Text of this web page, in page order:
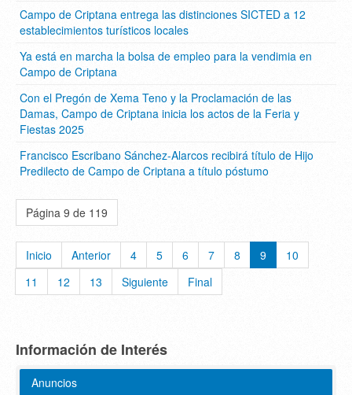
Campo de Criptana entrega las distinciones SICTED a 12
establecimientos turísticos locales
Ya está en marcha la bolsa de empleo para la vendimia en
Campo de Criptana
Con el Pregón de Xema Teno y la Proclamación de las
Damas, Campo de Criptana inicia los actos de la Feria y
Fiestas 2025
Francisco Escribano Sánchez-Alarcos recibirá título de Hijo
Predilecto de Campo de Criptana a título póstumo
Página 9 de 119
Inicio Anterior 4 5 6 7 8 9
10
11
12 13 Siguiente Final
Información de Interés
Anuncios